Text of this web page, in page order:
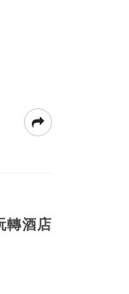
轉酒店